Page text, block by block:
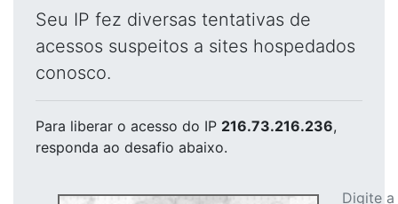
Seu IP fez diversas tentativas de
acessos suspeitos a sites hospedados
conosco.
Para liberar o acesso do IP 216.73.216.236,
responda ao desafio abaixo.
Digite